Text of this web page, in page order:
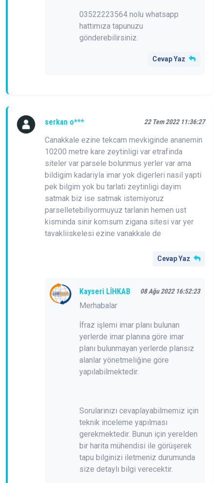
03522223564 nolu whatsapp
hattımıza tapunuzu
gönderebilirsiniz.
Cevap Yaz
serkan o*** 22 Tem 2022 11:36:27
Canakkale ezine tekcam mevkiginde ananemin
10200 metre kare zeytinligi var etrafinda
siteler var parsele bolunmus yerler var ama
bildigim kadariyla imar yok digerleri nasil yapti
pek bilgim yok bu tarlati zeytinligi dayim
satmak biz ise satmak istemiyoruz
parselletebiliyormuyuz tarlanin hemen ust
kisminda sinir komsum zigana sitesi var yer
tavakliiskelesi ezine vanakkale de
Cevap Yaz
Kayseri LİHKAB 08 Ağu 2022 16:52:23
Merhabalar
İfraz işlemi imar planı bulunan
yerlerde imar planına göre imar
planı bulunmayan yerlerde plansız
alanlar yönetmeliğine göre
yapılabilmektedir.
Sorularınızı cevaplayabilmemiz için
teknik inceleme yapılması
gerekmektedir. Bunun için yerelden
bir harita mühendisi ile görüşerek
tapu bilginizi iletmeniz durumunda
size detaylı bilgi verecektir.